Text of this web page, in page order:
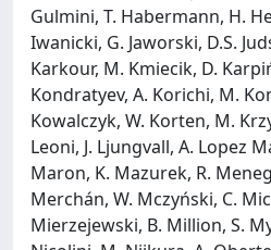
Gulmini, T. Habermann, H.
Iwanicki, G. Jaworski, D.S.
Karkour, M. Kmiecik, D.
Kondratyev, A. Korichi, M.
Kowalczyk, W. Korten, M.
Leoni, J. Ljungvall, A. Lopez
Maron, K. Mazurek, R.
Merchán, W. Mczyński, C.
Mierzejewski, B. Million, S.